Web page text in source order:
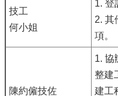
技工
何小姐
1. 登
2. 其
項。
陳約僱技佐
1. 協
整建
建工